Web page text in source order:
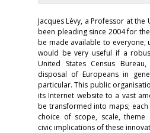
Jacques Lévy, a Professor at the
been pleading since 2004 for
be made available to everyone,
would be very useful if a
United States Census
disposal of Europeans in
particular. This public
its Internet website to a vast
be transformed into maps; each
choice of scope, scale, theme
civic implications of these